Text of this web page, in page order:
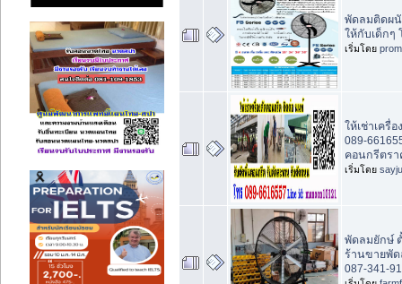
พัดลมติดผนั
ให้กับเด็กๆ
เริ่มโดย
ให้เช่าเครื่
089-
คอนกรีตร
เริ่มโดย
พัดลมยักษ์
ร้านขายพั
087-341-